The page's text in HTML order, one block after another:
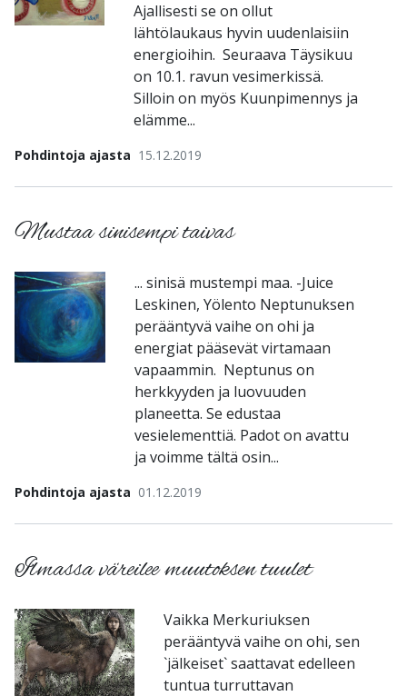
Pohdintoja ajasta 15.12.2019
Ajallisesti se on ollut
lähtölaukaus hyvin uudenlaisiin
energioihin. Seuraava Täysikuu
on 10.1. ravun vesimerkissä.
Silloin on myös Kuunpimennys ja
elämme...
Pohdintoja ajasta 01.12.2019
Mustaa sinisempi taivas
... sinisä mustempi maa. -Juice
Leskinen, Yölento Neptunuksen
perääntyvä vaihe on ohi ja
energiat pääsevät virtamaan
vapaammin. Neptunus on
herkkyyden ja luovuuden
planeetta. Se edustaa
vesielementtiä. Padot on avattu
ja voimme tältä osin...
Ilmassa väreilee muutoksen tuulet
Vaikka Merkuriuksen
perääntyvä vaihe on ohi, sen
`jälkeiset` saattavat edelleen
tuntua turruttavan